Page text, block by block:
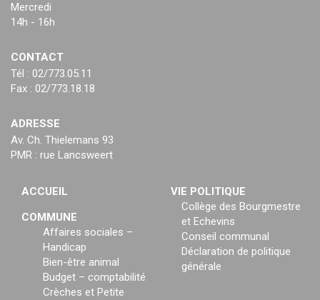
Mercredi
14h - 16h
CONTACT
Tél : 02/773.05.11
Fax : 02/773.18.18
ADRESSE
Av. Ch. Thielemans 93
PMR : rue Lancsweert
ACCUEIL
COMMUNE
Affaires sociales –
Handicap
Bien-être animal
Budget – comptabilité
Crèches et Petite
VIE POLITIQUE
Collège des Bourgmestre
et Echevins
Conseil communal
Déclaration de politique
générale